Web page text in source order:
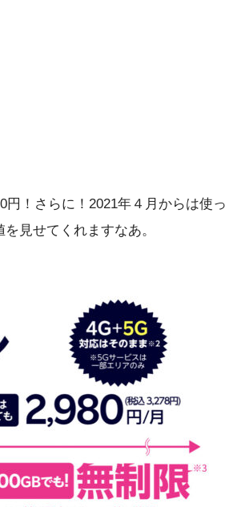
！さらに！2021年４月からは使
見せてくれますなあ。